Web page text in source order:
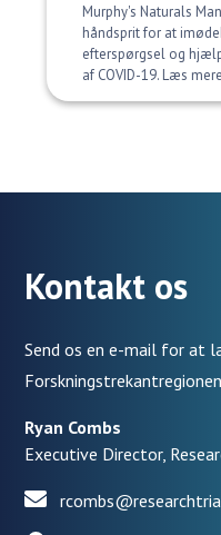
Murphy's Naturals
håndsprit for at
efterspørgsel og
af COVID-19. Læs
Kontakt os
Send os en e-mail for at
Ryan Combs
Executive Director,